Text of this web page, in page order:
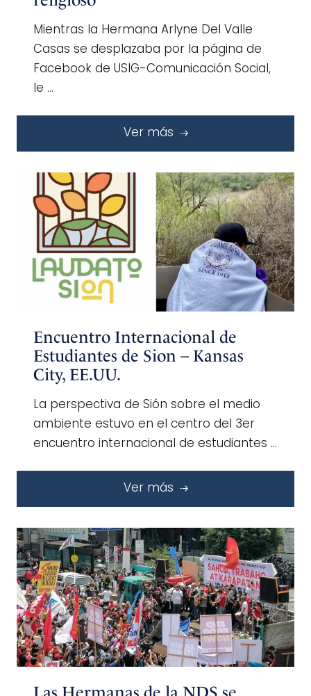
Mientras la Hermana Arlyne Del Valle
Casas se desplazaba por la página de
Facebook de USIG-Comunicación Social,
le …
Ver más
Encuentro Internacional de
Estudiantes de Sion – Kansas
City, EE.UU.
La perspectiva de Sión sobre el medio
ambiente estuvo en el centro del 3er
encuentro internacional de estudiantes …
Ver más